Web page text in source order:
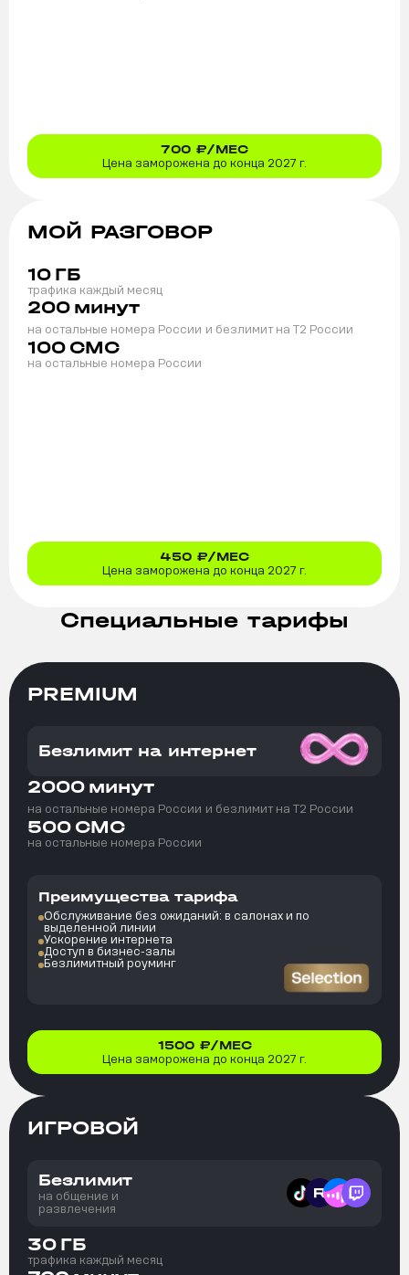
700 ₽/МЕС
Цена заморожена до конца 2027 г.
МОЙ РАЗГОВОР
10 ГБ
трафика каждый месяц
200 минут
на остальные номера России и безлимит на T2 России
100 СМС
на остальные номера России
450 ₽/МЕС
Цена заморожена до конца 2027 г.
Специальные тарифы
PREMIUM
Безлимит на интернет
2000 минут
на остальные номера России и безлимит на T2 России
500 СМС
на остальные номера России
Преимущества тарифа
Обслуживание без ожиданий: в салонах и по
выделенной линии
Ускорение интернета
Доступ в бизнес-залы
Безлимитный роуминг
1500 ₽/МЕС
Цена заморожена до конца 2027 г.
ИГРОВОЙ
Безлимит
на общение и
развлечения
30 ГБ
трафика каждый месяц